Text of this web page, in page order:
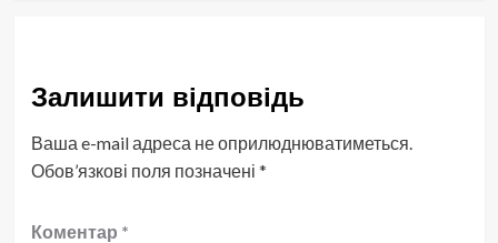
Залишити відповідь
Ваша e-mail адреса не оприлюднюватиметься.
Обов’язкові поля позначені *
Коментар *